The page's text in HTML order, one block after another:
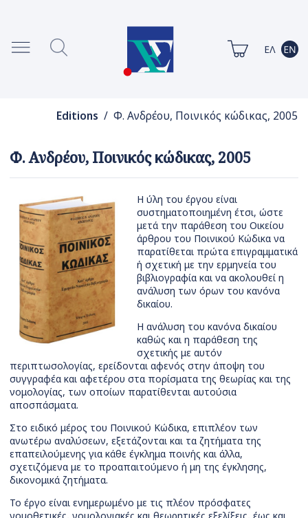
Editions / Φ. Ανδρέου, Ποινικός κώδικας, 2005
Φ. Ανδρέου, Ποινικός κώδικας, 2005
H ύλη του έργου είναι
συστηματοποιημένη έτσι, ώστε
μετά την παράθεση του Οικείου
άρθρου του Ποινικού Κώδικα να
παρατίθεται πρώτα επιγραμματικά
ή σχετική με την ερμηνεία του
βιβλιογραφία και να ακολουθεί η
ανάλυση των όρων του κανόνα
δικαίου.
Η ανάλυση του κανόνα δικαίου
καθώς και η παράθεση της
σχετικής με αυτόν
περιπτωσολογίας, ερείδονται αφενός στην άποψη του
συγγραφέα και αφετέρου στα πορίσματα της θεωρίας και της
νομολογίας, των οποίων παρατίθενται αυτούσια
αποσπάσματα.
Στο ειδικό μέρος του Ποινικού Κώδικα, επιπλέον των
ανωτέρω αναλύσεων, εξετάζονται και τα ζητήματα της
επαπειλούμενης για κάθε έγκλημα ποινής και άλλα,
σχετιζόμενα με το προαπαιτούμενο ή μη της έγκλησης,
δικονομικά ζητήματα.
Το έργο είναι ενημερωμένο με τις πλέον πρόσφατες